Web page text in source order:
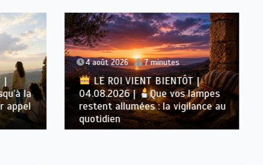
la
appel
4 août 2026 7 minutes
LE ROI VIENT BIENTÔT |
04.08.2026 |
Que vos lampes
restent allumées : la vigilance au
quotidien